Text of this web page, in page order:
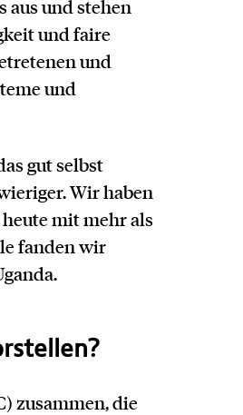
aus und stehen
und faire
und
und
gut selbst
Wir haben
mit mehr als
fanden wir
zusammen, die